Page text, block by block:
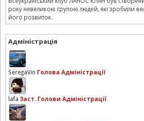
року невеликою групою людей, які зробили
його розвиток.
Адміністрація
SeregaVin Голова Адміністрації
lafa Заст. Голови Адміністрації